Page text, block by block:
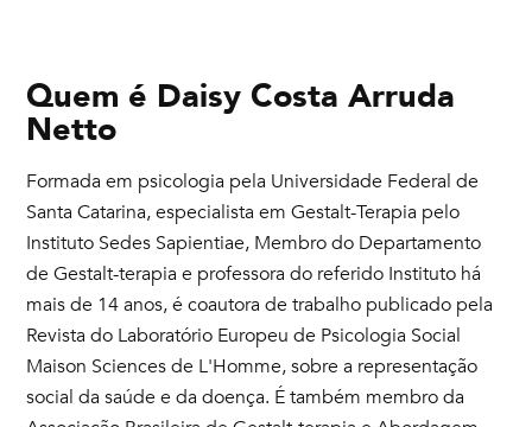
Quem é Daisy Costa Arruda
Netto
Formada em psicologia pela Universidade Federal de
Santa Catarina, especialista em Gestalt-Terapia pelo
Instituto Sedes Sapientiae, Membro do Departamento
de Gestalt-terapia e professora do referido Instituto há
mais de 14 anos, é coautora de trabalho publicado pela
Revista do Laboratório Europeu de Psicologia Social
Maison Sciences de L'Homme, sobre a representação
social da saúde e da doença. É também membro da